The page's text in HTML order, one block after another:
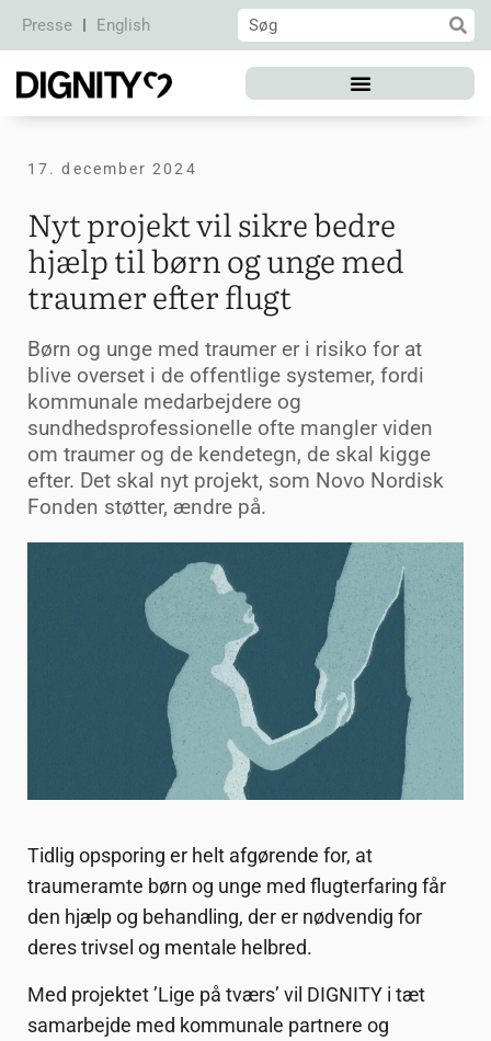
Presse English
17. december 2024
Nyt projekt vil sikre bedre
hjælp til børn og unge med
traumer efter flugt
Børn og unge med traumer er i risiko for at
blive overset i de offentlige systemer, fordi
kommunale medarbejdere og
sundhedsprofessionelle ofte mangler viden
om traumer og de kendetegn, de skal kigge
efter. Det skal nyt projekt, som Novo Nordisk
Fonden støtter, ændre på.
Tidlig opsporing er helt afgørende for, at
traumeramte børn og unge med flugterfaring får
den hjælp og behandling, der er nødvendig for
deres trivsel og mentale helbred.
Med projektet ’Lige på tværs’ vil DIGNITY i tæt
samarbejde med kommunale partnere og